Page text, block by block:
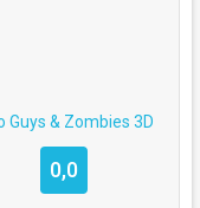
Guys & Zombies 3D
0,0